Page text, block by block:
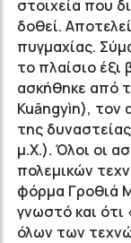
στοιχεία που
δοθεί.
πυγμαχίας.
το πλαίσιο
ασκήθηκε από
Kuāngyìn), τον
της
μ.Χ.). Όλοι οι
πολεμικών
φόρμα Γροθιά
γνωστό και ότι
όλων των